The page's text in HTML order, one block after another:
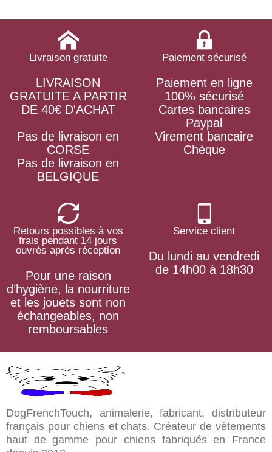
Livraison gratuite
LIVRAISON
GRATUITE A PARTIR
DE 40€ D'ACHAT
Pas de livraison en
CORSE
Pas de livraison en
BELGIQUE
Paiement sécurisé
Paiement en ligne
100% sécurisé
Cartes bancaires
Paypal
Virement bancaire
Chèque
Retours possibles à vos
frais pendant 14 jours
ouvrés après réception
Pour une raison
d’hygiène, la nourriture
et les jouets sont non
échangeables, non
remboursables
Service client
Du lundi au vendredi
de 14h00 à 18h30
DogFrenchTouch, animalerie, fabricant, distributeur
français pour chiens et chats. Créateur de vêtements
haut de gamme pour chiens fabriqués en France